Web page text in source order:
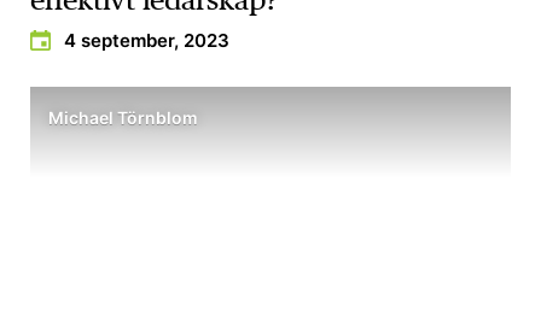
4 september, 2023
Michael Törnblom